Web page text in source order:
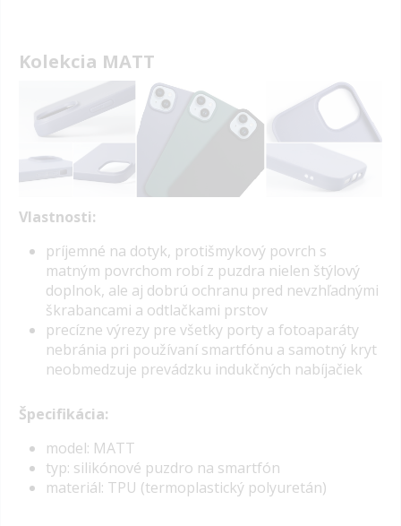
Kolekcia MATT
Vlastnosti:
príjemné na dotyk, protišmykový povrch s
matným povrchom robí z puzdra nielen štýlový
doplnok, ale aj dobrú ochranu pred nevzhľadnými
škrabancami a odtlačkami prstov
precízne výrezy pre všetky porty a fotoaparáty
nebránia pri používaní smartfónu a samotný kryt
neobmedzuje prevádzku indukčných nabíjačiek
Špecifikácia:
model: MATT
typ: silikónové puzdro na smartfón
materiál: TPU (termoplastický polyuretán)